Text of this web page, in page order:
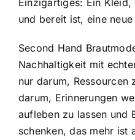
und bereit ist, eine
Second Hand
Nachhaltigkeit mit
nur darum, Ressourcen
darum, Erinnerungen
aufleben zu lassen und
schenken, das mehr ist